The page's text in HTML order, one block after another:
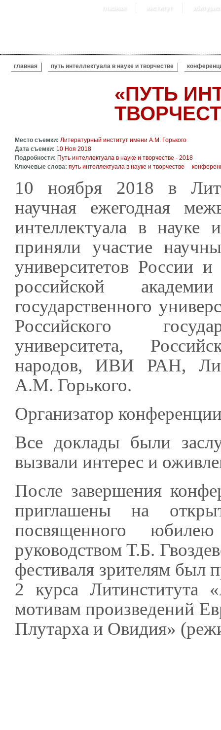
главная институт
ВЫ ЗДЕСЬ
главная путь интеллектуала в науке и творчестве
«ПУТЬ
Место съемки: Литературный институт имени А.М. Горького
Дата съемки: 10 Ноя 2018
Подробности: Путь интеллектуала в науке и творчестве - 2018
Ключевые слова: путь интеллектуала в науке и творчестве
10 ноября 2018 в
научная ежегодная
интеллектуала в науке
приняли участие
университетов России
российской
государственного
Российского
университета,
народов, ИВИ РАН,
А.М. Горького.
Организатор
Все доклады были
вызвали интерес и
После завершения
приглашены на
посвященного
руководством Т.Б.
фестиваля зрителям был
2 курса Литинститута
мотивам произведений
Плутарха и Овидия»